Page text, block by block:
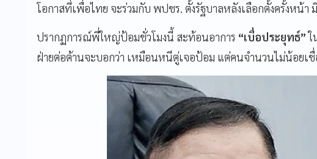
โอกาสที่เพื่อไทย จะร่วมกับ พปชร. ตั้งรัฐบาลหลังเลือกตั้งครั้งหน้า
ปรากฏการณ์พี่ใหญ่ป้อมชั่วโมงนี้ สะท้อนอาการ “เบื่อประยุทธ์”ใ
ฝ่ายต่อต้านจะบอกว่า เหมือนหนีตู่เจอป้อม แต่คนจำนวนไม่น้อยเ